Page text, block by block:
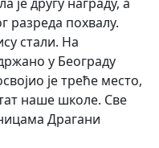
разреда похвалу.
стали. На
у Београду
је треће место,
наше школе. Све
Драгани